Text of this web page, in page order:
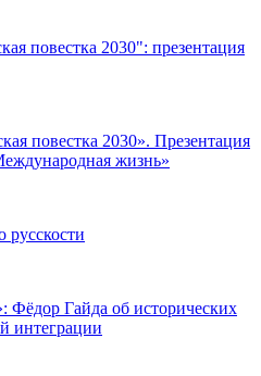
повестка 2030": презентация
повестка 2030». Презентация
жизнь»
русскости
Фёдор Гайда об исторических
интеграции